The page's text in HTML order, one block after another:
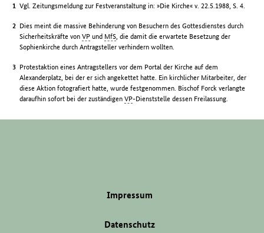
Vgl. Zeitungsmeldung zur Festveranstaltung in: »Die Kirche« v. 22.5.1988, S. 4.
Dies meint die massive Behinderung von Besuchern des Gottesdienstes durch
Sicherheitskräfte vonVP und MfS , die damit die erwartete Besetzung der
Sophienkirche durch Antragsteller verhindern wollten.
Protestaktion eines Antragstellers vor dem Portal der Kirche auf dem
Alexanderplatz, bei der er sich angekettet hatte. Ein kirchlicher Mitarbeiter, der
diese Aktion fotografiert hatte, wurde festgenommen. Bischof Forck verlangte
daraufhin sofort bei der zuständigenVP-Dienststelle dessen Freilassung.
Impressum
Datenschutz